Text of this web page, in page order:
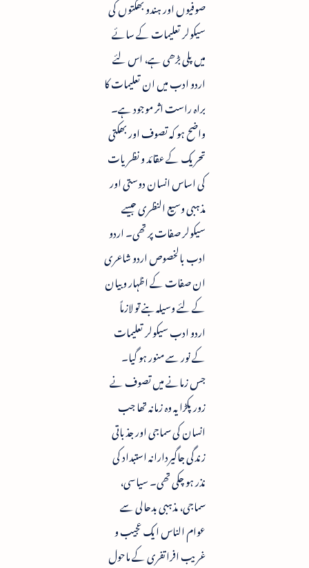
صوفیوں اور ہندو بھکتوں کی
سیکولر تعلیمات کے سائے
میں پلی بڑھی ہے، اس لئے
اردو ادب میں ان تعلیمات کا
براہ راست اثر موجود ہے۔
واضح ہو کہ تصوف اور بھکتی
تحریک کے عقائد و نظریات
کی اساس انسان دوستی اور
مذہبی وسیع النظری جیسے
سیکولر صفات پر تھی۔ اردو
ادب بالخصوص اردو شاعری
ان صفات کے اظہار و بیان
کے لئے وسیلہ بنے تو لازماً
اردو ادب سیکولر تعلیمات
کے نور سے منور ہو گیا۔
جس زمانے میں تصوف نے
زور پکڑا یہ وہ زمانہ تھا جب
انسان کی سماجی اور جذباتی
زندگی جاگیردارانہ استبداد کی
نذر ہو چکی تھی۔ سیاسی،
سماجی، مذہبی بدحالی سے
عوام الناس ایک عجیب و
غریب افراتفری کے ماحول